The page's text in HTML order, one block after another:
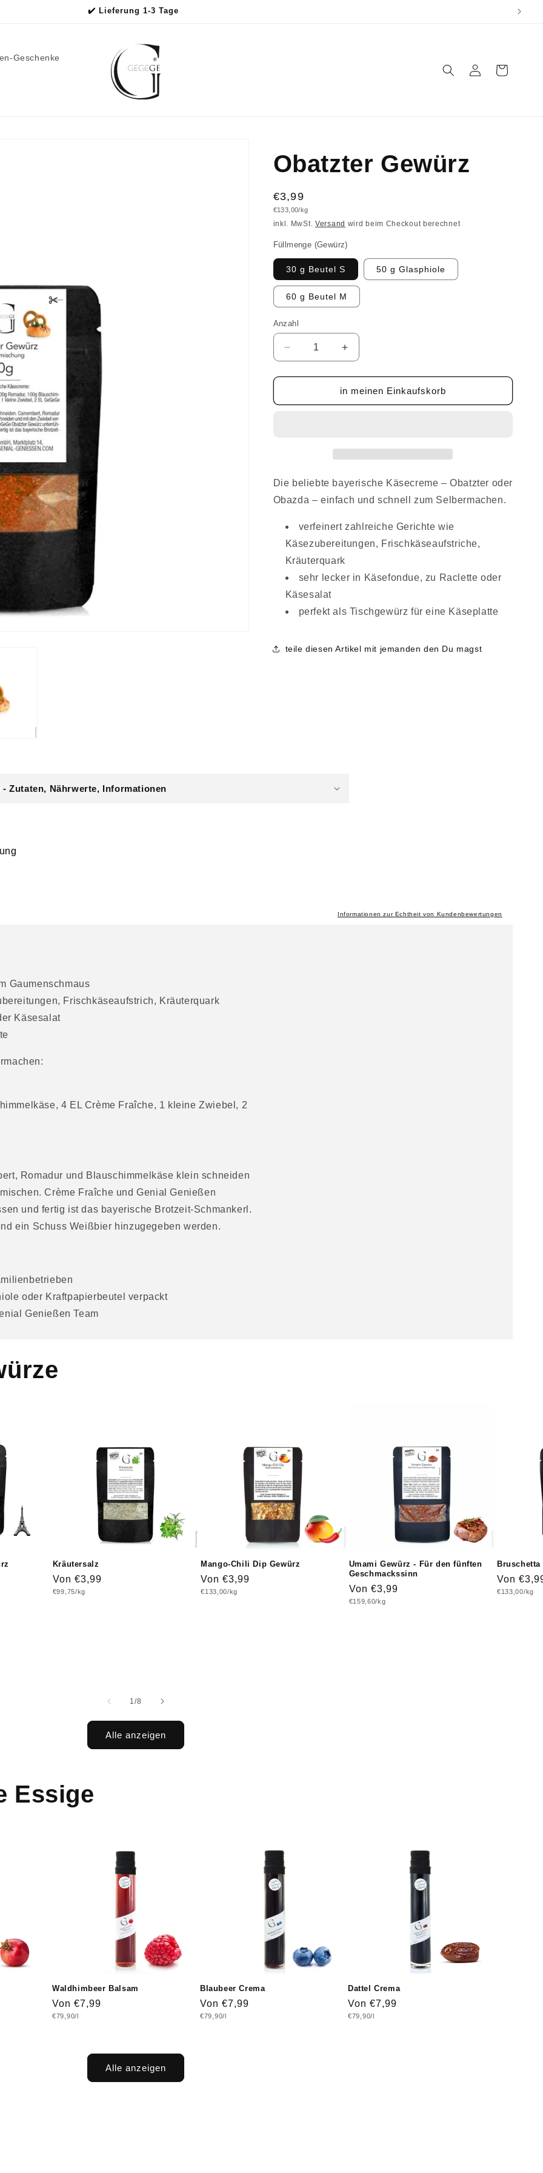
✔️ Lieferung 1-3 Tage
Geschenke
EinloggenWarenkorb
Obatzter Gewürz
Normaler
Preis
€3,99
Grundpreis
€133,00/kg
inkl. MwSt. Versand wird beim Checkout berechnet
Füllmenge (Gewürz)
30 g Beutel S 50 g Glasphiole
60 g Beutel M
Anzahl
Anzahl
Verringere
die
Menge
Obatzter
Erhöhe
die
Menge
für
Obatzter
in meinen Einkaufskorb
Die beliebte bayerische Käsecreme – Obatzter oder
Obazda – einfach und schnell zum Selbermachen.
verfeinert zahlreiche Gerichte wie
Käsezubereitungen, Frischkäseaufstriche,
Kräuterquark
sehr lecker in Käsefondue, zu Raclette oder
Käsesalat
perfekt als Tischgewürz für eine Käseplatte
teile diesen Artikel mit jemanden den Du magst
Zutaten, Nährwerte, Informationen
Informationen zur Echtheit von Kundenbewertungen
Gaumenschmaus
Frischkäseaufstrich, Kräuterquark
Käsesalat
4 EL Crème Fraîche, 1 kleine Zwiebel, 2
Romadur und Blauschimmelkäse klein schneiden
Crème Fraîche und Genial Genießen
und fertig ist das bayerische Brotzeit-Schmankerl.
ein Schuss Weißbier hinzugegeben werden.
oder Kraftpapierbeutel verpackt
Genießen Team
Kräutersalz
Normaler
Preis
Von €3,99
Grundpreis
€99,75/kg
Mango-Chili Dip Gewürz
Normaler
Preis
Von €3,99
Grundpreis
€133,00/kg
Umami Gewürz - Für den fünften
Geschmackssinn
Normaler
Preis
Von €3,99
Grundpreis
€159,60/kg
Normaler
Preis
Von
Grundpreis
€133,00/kg
1/von
8
Alle anzeigen
Essige
Waldhimbeer Balsam
Normaler
Preis
Von €7,99
Grundpreis
€79,90/l
Blaubeer Crema
Normaler
Preis
Von €7,99
Grundpreis
€79,90/l
Dattel Crema
Normaler
Preis
Von €7,99
Grundpreis
€79,90/l
Alle anzeigen